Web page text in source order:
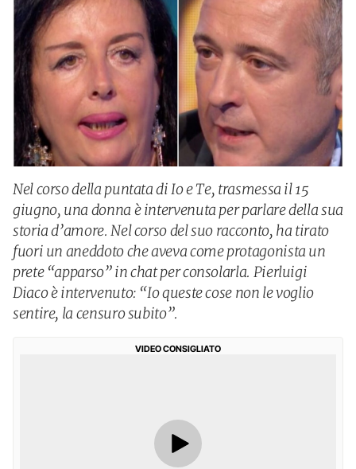
Nel corso della puntata di Io e Te, trasmessa il 15
giugno, una donna è intervenuta per parlare della sua
storia d’amore. Nel corso del suo racconto, ha tirato
fuori un aneddoto che aveva come protagonista un
prete “apparso” in chat per consolarla. Pierluigi
Diaco è intervenuto: “Io queste cose non le voglio
sentire, la censuro subito”.
VIDEO CONSIGLIATO